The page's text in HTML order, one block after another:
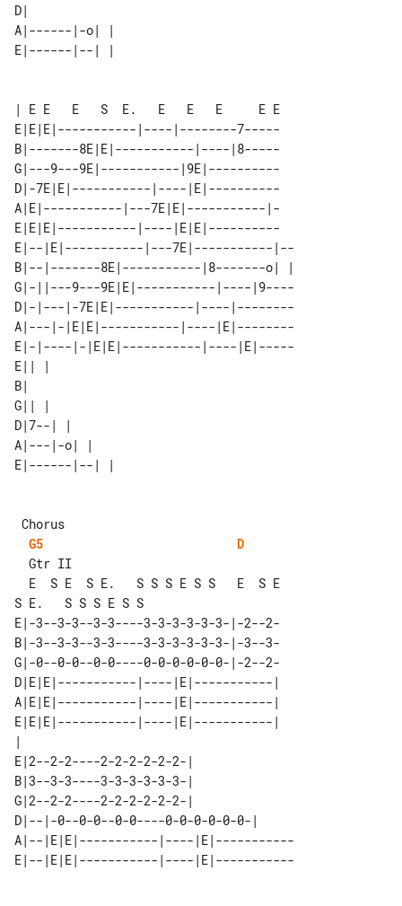
D|
A|------|-o| |
E|------|--| |
| E E   E   S  E.   E   E   E     E E
E|E|E|-----------|----|--------7-----
B|-------8E|E|-----------|----|8-----
G|---9---9E|-----------|9E|----------
D|-7E|E|-----------|----|E|----------
A|E|-----------|---7E|E|-----------|-
E|E|E|-----------|----|E|E|----------
E|--|E|-----------|---7E|-----------|--
B|--|-------8E|-----------|8-------o| |
G|-||---9---9E|E|-----------|----|9----
D|-|---|-7E|E|-----------|----|--------
A|---|-|E|E|-----------|----|E|--------
E|-|----|-|E|E|-----------|----|E|-----
E|| |
B|
G|| |
D|7--| |
A|---|-o| |
G5
D
E|-3--3-3--3-3----3-3-3-3-3-3-|-2--2-
B|-3--3-3--3-3----3-3-3-3-3-3-|-3--3-
G|-0--0-0--0-0----0-0-0-0-0-0-|-2--2-
D|E|E|-----------|----|E|-----------|
A|E|E|-----------|----|E|-----------|
E|E|E|-----------|----|E|-----------|
|
E|2--2-2----2-2-2-2-2-2-|
B|3--3-3----3-3-3-3-3-3-|
G|2--2-2----2-2-2-2-2-2-|
D|--|-0--0-0--0-0----0-0-0-0-0-0-|
A|--|E|E|-----------|----|E|-----------
E|--|E|E|-----------|----|E|-----------